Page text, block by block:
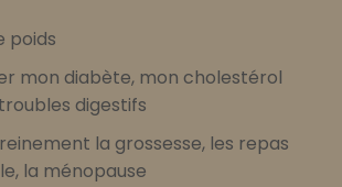
poids
mon diabète, mon cholestérol
digestifs
la grossesse, les repas
la ménopause